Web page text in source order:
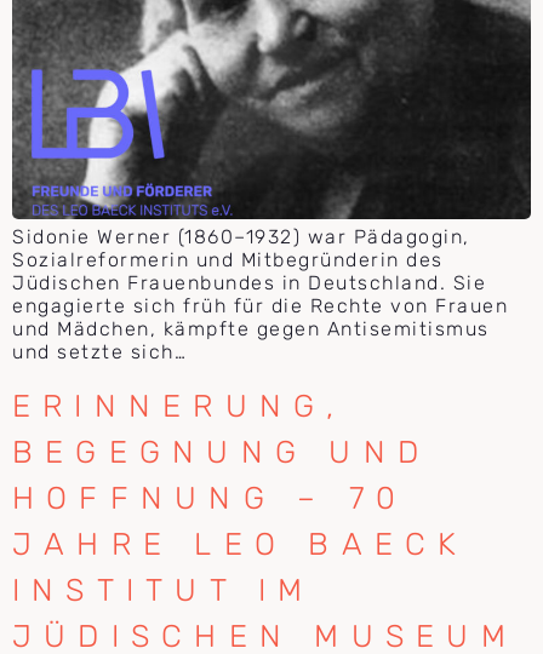
Sidonie Werner (1860–1932) war Pädagogin,
Sozialreformerin und Mitbegründerin des
Jüdischen Frauenbundes in Deutschland. Sie
engagierte sich früh für die Rechte von Frauen
und Mädchen, kämpfte gegen Antisemitismus
und setzte sich…
ERINNERUNG,
BEGEGNUNG UND
HOFFNUNG – 70
JAHRE LEO BAECK
INSTITUT IM
JÜDISCHEN MUSEUM